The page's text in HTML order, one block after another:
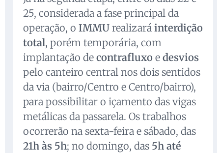
25, considerada a fase principal da
operação, o IMMU realizará interdição
total, porém temporária, com
implantação de contrafluxo e desvios
pelo canteiro central nos dois sentidos
da via (bairro/Centro e Centro/bairro),
para possibilitar o içamento das vigas
metálicas da passarela. Os trabalhos
ocorrerão na sexta-feira e sábado, das
21h às 5h; no domingo, das 5h até